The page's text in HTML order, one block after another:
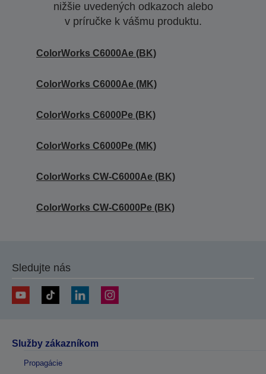
nižšie uvedených odkazoch alebo
v príručke k vášmu produktu.
ColorWorks C6000Ae (BK)
ColorWorks C6000Ae (MK)
ColorWorks C6000Pe (BK)
ColorWorks C6000Pe (MK)
ColorWorks CW-C6000Ae (BK)
ColorWorks CW-C6000Pe (BK)
Sledujte nás
Služby zákazníkom
Propagácie